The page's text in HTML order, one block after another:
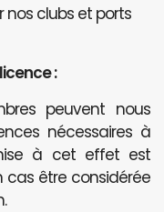
nos clubs et ports
:
peuvent nous
nécessaires à
à cet effet est
être considérée